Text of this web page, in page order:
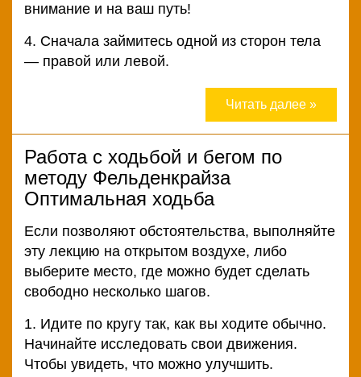
внимание и на ваш путь!
4. Сначала займитесь одной из сторон тела
— правой или левой.
Читать далее »
Работа с ходьбой и бегом по
методу Фельденкрайза
Оптимальная ходьба
Если позволяют обстоятельства, выполняйте
эту лекцию на открытом воздухе, либо
выберите место, где можно будет сделать
свободно несколько шагов.
1. Идите по кругу так, как вы ходите обычно.
Начинайте исследовать свои движения.
Чтобы увидеть, что можно улучшить.